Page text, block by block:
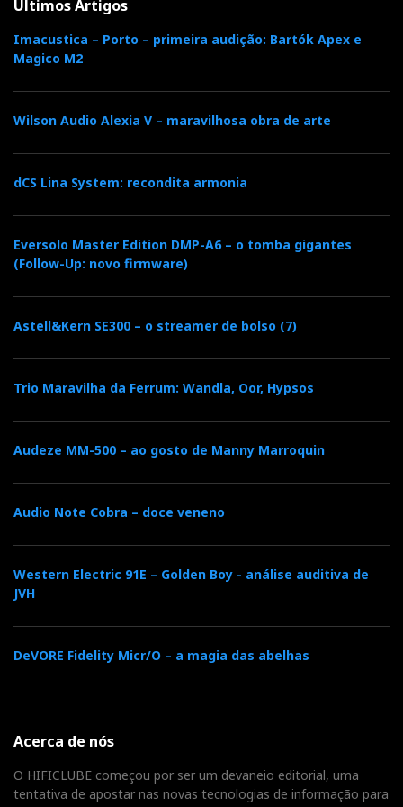
Audio Research tube amplifiers
Normalmente, limitamo-nos a espreitar para uma sala,
tirar algumas fotografias, ouvir brevemente, rabiscar
“altamente escutáveis” ou "som high end” para nos
lembrarmos mais tarde, quando tentamos dar algum
sentido a toda esta informação antes de a publicar.
Normally, we just peek into a room, take a few photos,
listen briefly, scribble a few notes, and tentatively tag
we try to make some sense out of all that information
Últimos Artigos
Imacustica – Porto – primeira audição: Bartók Apex e
Magico M2
Wilson Audio Alexia V – maravilhosa obra de arte
dCS Lina System: recondita armonia
Eversolo Master Edition DMP-A6 – o tomba gigantes
(Follow-Up: novo firmware)
Astell&Kern SE300 – o streamer de bolso (7)
Trio Maravilha da Ferrum: Wandla, Oor, Hypsos
Audeze MM-500 – ao gosto de Manny Marroquin
Audio Note Cobra – doce veneno
Western Electric 91E – Golden Boy - análise auditiva de
JVH
DeVORE Fidelity Micr/O – a magia das abelhas
Acerca de nós
O HIFICLUBE começou por ser um devaneio editorial, uma
tentativa de apostar nas novas tecnologias de informação para